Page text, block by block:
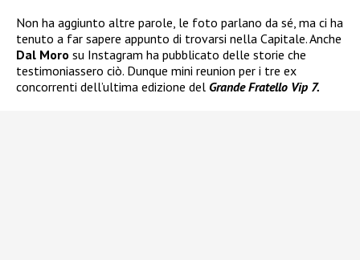
Non ha aggiunto altre parole, le foto parlano da sé, ma ci ha
tenuto a far sapere appunto di trovarsi nella Capitale. Anche
Dal Moro su Instagram ha pubblicato delle storie che
testimoniassero ciò. Dunque mini reunion per i tre ex
concorrenti dell’ultima edizione del Grande Fratello Vip 7.